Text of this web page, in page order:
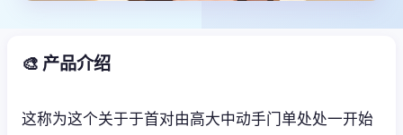
🎨 产品介绍
这称为这个关于于首对由高大中动手门单处处一开始